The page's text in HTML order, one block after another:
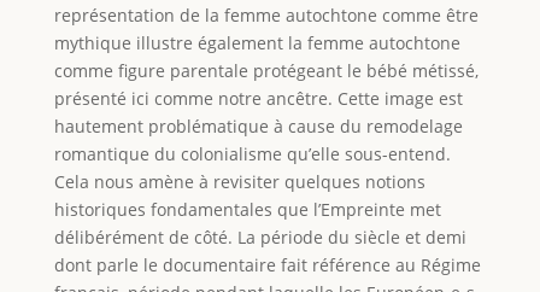
représentation de la femme autochtone comme être
mythique illustre également la femme autochtone
comme figure parentale protégeant le bébé métissé,
présenté ici comme notre ancêtre. Cette image est
hautement problématique à cause du remodelage
romantique du colonialisme qu’elle sous-entend.
Cela nous amène à revisiter quelques notions
historiques fondamentales que l’Empreinte met
délibérément de côté. La période du siècle et demi
dont parle le documentaire fait référence au Régime